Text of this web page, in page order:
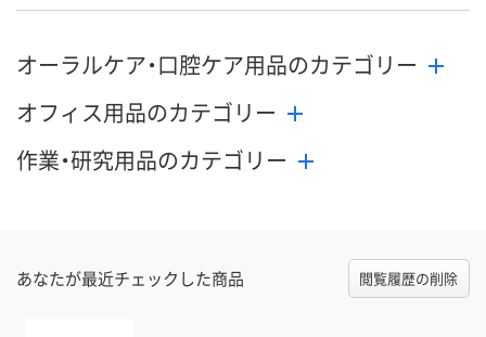
オーラルケア・口腔ケア用品のカテゴリー
オフィス用品のカテゴリー
作業・研究用品のカテゴリー
あなたが最近チェックした商品 閲覧履歴の削除